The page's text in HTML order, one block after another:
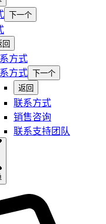
下一个
回
方式
方式
下一个
返回
联系方式
销售咨询
联系支持团队